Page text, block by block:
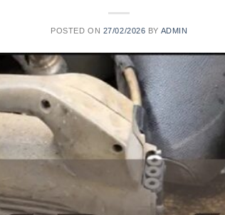
POSTED ON 27/02/2026 BY ADMIN